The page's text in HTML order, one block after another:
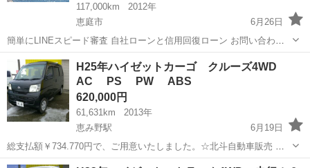
117,000km
2012年
恵庭市
6月26日
簡単にLINEスピード審査 自社ローンと信用回復ローン お問い合わせ
お待ちしております。 スムーズにご対応いたしますので是非ご連絡お
待ちしております。 ＿＿＿＿＿＿＿＿＿＿＿＿＿＿＿＿＿＿＿＿＿
＿...
北海道 恵庭市 ムーヴ ローン
H25年ハイゼットカーゴ クルーズ4WD
AC PS PW ABS
620,000円
61,631km
2013年
恵み野駅
6月19日
総支払額￥734.770円で、ご用意いたしました。☆北斗自動車販売 ☆
当店は軽自動車からミニバンまで幅広い車種をご用意！余計な経費を
北海道 恵庭市 恵み野駅 ダイハツ ハイゼットカーゴ